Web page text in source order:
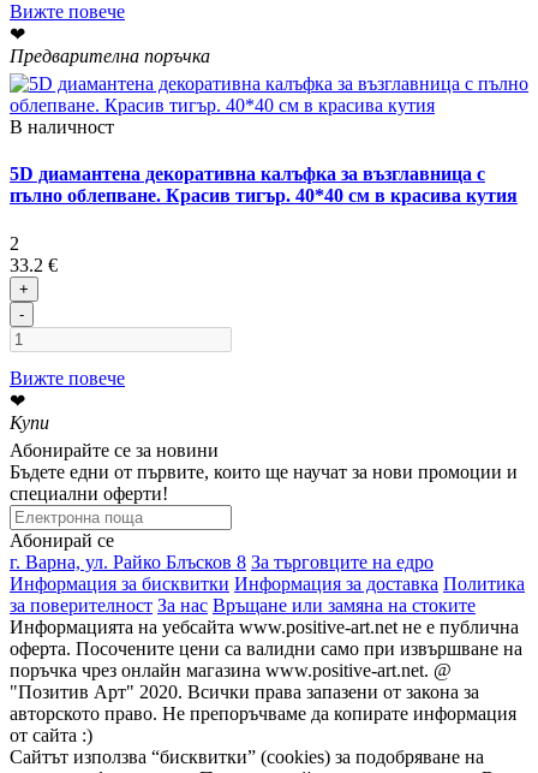
Вижте повече
❤
Предварителна поръчка
В наличност
5D диамантена декоративна калъфка за възглавница с
пълно облепване. Красив тигър. 40*40 см в красива кутия
2
33.2 €
+
-
Вижте повече
❤
Купи
Абонирайте се за новини
Бъдете едни от първите, които ще научат за нови промоции и
специални оферти!
Абонирай се
г. Варна, ул. Райко Блъсков 8 За търговците на едро
Информация за бисквитки Информация за доставка Политика
за поверителност За нас Връщане или замяна на стоките
Информацията на уебсайта www.positive-art.net не е публична
оферта. Посочените цени са валидни само при извършване на
поръчка чрез онлайн магазина www.positive-art.net. @
"Позитив Арт" 2020. Всички права запазени от закона за
авторското право. Не препоръчваме да копирате информация
от сайта :)
Сайтът използва “бисквитки” (cookies) за подобряване на